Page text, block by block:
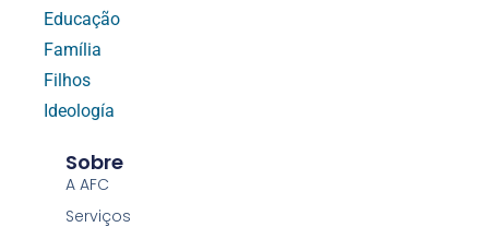
Educação
Família
Filhos
Ideología
Sobre
A AFC
Serviços